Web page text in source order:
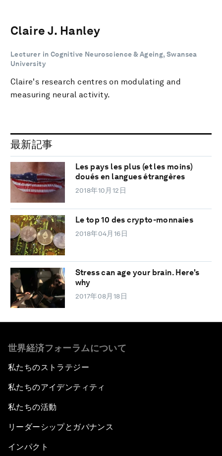
Claire J. Hanley
Lecturer in Cognitive Neuroscience & Ageing, Swansea
University
Claire's research centres on modulating and
measuring neural activity.
最新記事
Les pays les plus (et les moins)
doués en langues étrangères
2018年10月12日
Le top 10 des crypto-monnaies
2018年04月16日
Stress can age your brain. Here's
why
2017年08月18日
世界経済フォーラムについて
私たちのストラテジー
私たちのアイデンティティ
私たちの活動
リーダーシップとガバナンス
インパクト